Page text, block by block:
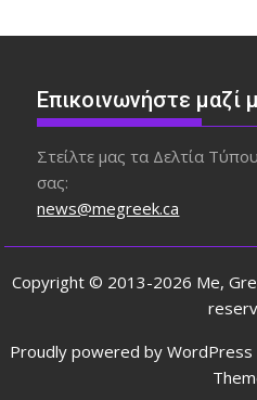
Επικοινωνήστε μαζί
Στείλτε μας τα Δελτία
σας:
news@megreek.ca
Copyright © 2013-2026 Me,
Proudly powered by WordPress